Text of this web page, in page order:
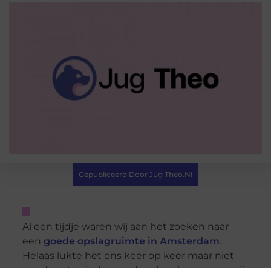
Gepubliceerd Door Jug Theo.nl
Al een tijdje waren wij aan het zoeken naar
een goede opslagruimte in Amsterdam.
Helaas lukte het ons keer op keer maar niet